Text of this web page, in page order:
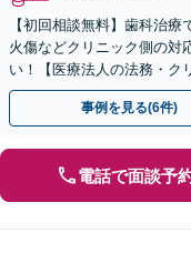
【初回相談無料】歯科治
火傷などクリニック側の対
い！【医療法人の法務・ク
ドバイスで、納得のできる
事例を見る(6件)
電話で面談予